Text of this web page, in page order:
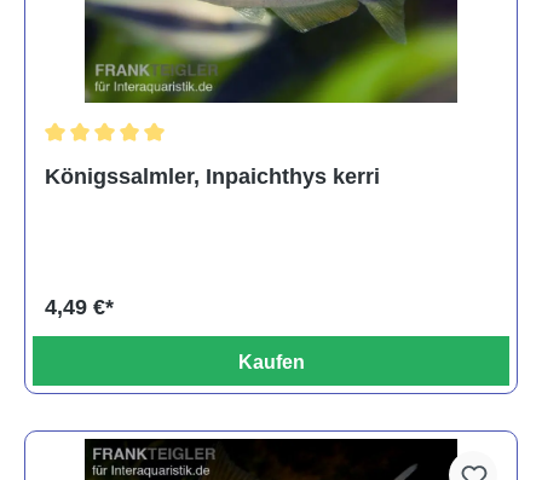
Königssalmler, Inpaichthys kerri
4,49 €*
Kaufen